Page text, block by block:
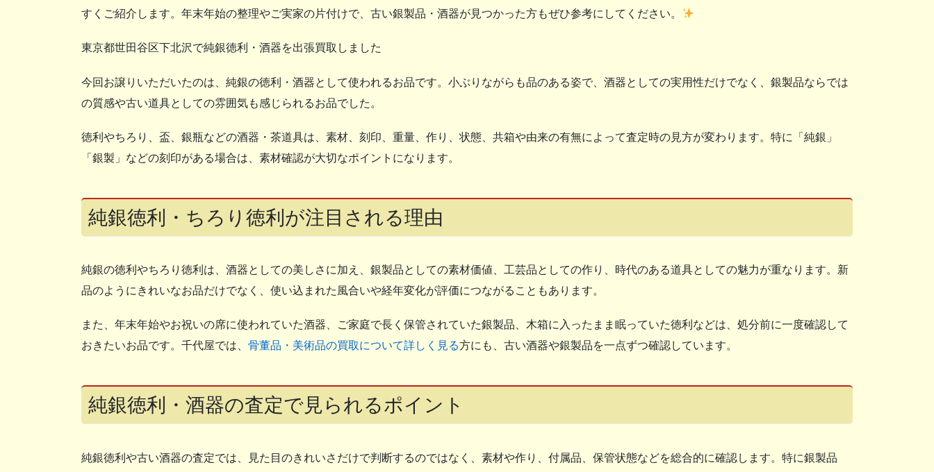
すくご紹介します。年末年始の整理やご実家の片付けで、古い銀製品・酒器が見つかった方もぜひ参考にしてください。
東京都世田谷区下北沢で純銀徳利・酒器を出張買取しました
今回お譲りいただいたのは、純銀の徳利・酒器として使われるお品です。小ぶりながらも品のある姿で、酒器としての実用性だけでなく、銀製品ならでは
の質感や古い道具としての雰囲気も感じられるお品でした。
徳利やちろり、盃、銀瓶などの酒器・茶道具は、素材、刻印、重量、作り、状態、共箱や由来の有無によって査定時の見方が変わります。特に「純銀」
「銀製」などの刻印がある場合は、素材確認が大切なポイントになります。
純銀徳利・ちろり徳利が注目される理由
純銀の徳利やちろり徳利は、酒器としての美しさに加え、銀製品としての素材価値、工芸品としての作り、時代のある道具としての魅力が重なります。新
品のようにきれいなお品だけでなく、使い込まれた風合いや経年変化が評価につながることもあります。
また、年末年始やお祝いの席に使われていた酒器、ご家庭で長く保管されていた銀製品、木箱に入ったまま眠っていた徳利などは、処分前に一度確認して
おきたいお品です。千代屋では、 骨董品・美術品の買取について詳しく見る方にも、古い酒器や銀製品を一点ずつ確認しています。
純銀徳利・酒器の査定で見られるポイント
純銀徳利や古い酒器の査定では、見た目のきれいさだけで判断するのではなく、素材や作り、付属品、保管状態などを総合的に確認します。特に銀製品